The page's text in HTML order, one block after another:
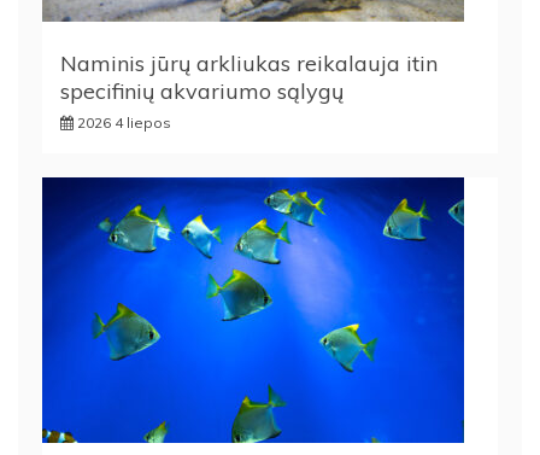
Naminis jūrų arkliukas reikalauja itin
specifinių akvariumo sąlygų
2026 4 liepos